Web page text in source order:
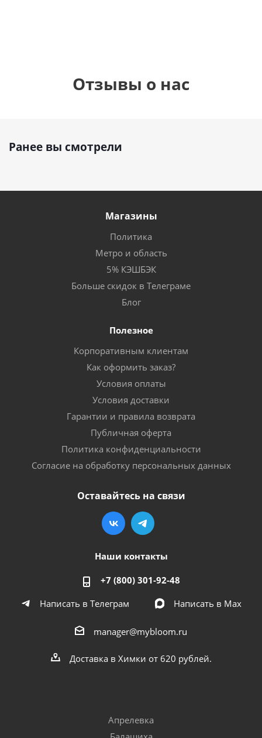
Отзывы о нас
Ранее вы смотрели
Магазины
Политика
Метро и область
5% КЭШБЭК
Больше скидок в Телеграме
Блог
Полезное
Корпоративным клиентам
Как оформить заказ?
Условия оплаты
Условия доставки
Гарантии и правила возврата
Публичная оферта
Политика конфиденциальности
Согласие на обработку персональных данных
Оставайтесь на связи
Наши контакты
+7 (800) 301-92-48
Написать в Телеграм
Написать в Мах
manager@mybloom.ru
Доставка в Химки от 620 рублей.
Апрелевка